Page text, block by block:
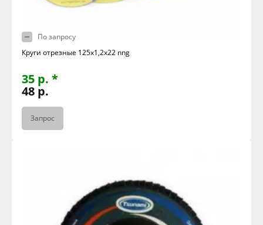
По запросу
Круги отрезные 125х1,2х22 nng
35 р. *
48 р.
Запрос